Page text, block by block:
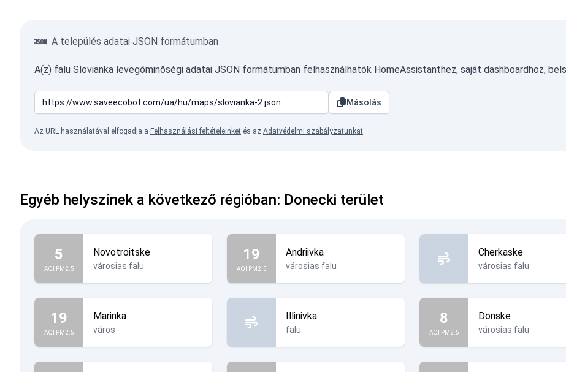
A település adatai JSON formátumban
A(z) falu Slovianka levegőminőségi adatai JSON formátumban felhasználhatók HomeAssistanthez, saját dashboardhoz,
Másolás
Az URL használatával elfogadja a Felhasználási feltételeinket és az Adatvédelmi szabályzatunkat.
Egyéb helyszínek a következő régióban: Donecki terület
5
AQI PM2.5
Novotroitske
városias falu
19
AQI PM2.5
Andriivka
városias falu
Cherkaske
városias falu
19
AQI PM2.5
Marinka
város
Illinivka
falu
8
AQI PM2.5
Donske
városias falu